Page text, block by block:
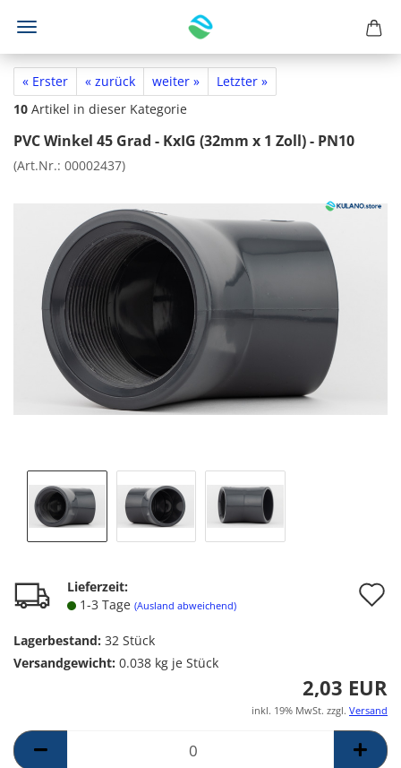
« Erster « zurück weiter »
Letzter »
10 Artikel in dieser Kategorie
PVC Winkel 45 Grad - KxIG (32mm x 1 Zoll) - PN10
(Art.Nr.: 00002437)
Lieferzeit:
1-3 Tage (Ausland abweichend)
Lagerbestand: 32 Stück
Versandgewicht: 0.038 kg je Stück
2,03 EUR
inkl. 19% MwSt. zzgl. Versand